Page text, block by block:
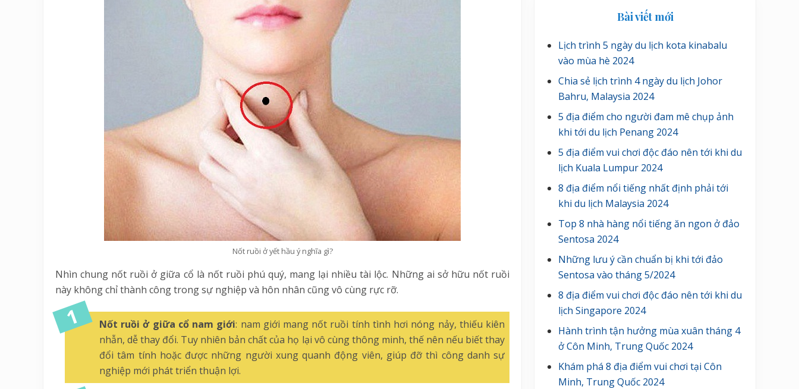
Nốt ruồi ở yết hầu ý nghĩa gì?
Nhìn chung nốt ruồi ở giữa cổ là nốt ruồi phú quý, mang lại nhiều tài lộc. Những ai sở hữu nốt ruồi
này không chỉ thành công trong sự nghiệp và hôn nhân cũng vô cùng rực rỡ.
Nốt ruồi ở giữa cổ nam giới: nam giới mang nốt ruồi tính tình hơi nóng nảy, thiếu kiên
nhẫn, dễ thay đổi. Tuy nhiên bản chất của họ lại vô cùng thông minh, thế nên nếu biết thay
đổi tâm tính hoặc được những người xung quanh động viên, giúp đỡ thì công danh sự
nghiệp mới phát triển thuận lợi.
Bài viết mới
Lịch trình 5 ngày du lịch kota kinabalu
vào mùa hè 2024
Chia sẻ lịch trình 4 ngày du lịch Johor
Bahru, Malaysia 2024
5 địa điểm cho người đam mê chụp ảnh
khi tới du lịch Penang 2024
5 địa điểm vui chơi độc đáo nên tới khi du
lịch Kuala Lumpur 2024
8 địa điểm nổi tiếng nhất định phải tới
khi du lịch Malaysia 2024
Top 8 nhà hàng nổi tiếng ăn ngon ở đảo
Sentosa 2024
Những lưu ý cần chuẩn bị khi tới đảo
Sentosa vào tháng 5/2024
8 địa điểm vui chơi độc đáo nên tới khi du
lịch Singapore 2024
Hành trình tận hưởng mùa xuân tháng 4
ở Côn Minh, Trung Quốc 2024
Khám phá 8 địa điểm vui chơi tại Côn
Minh, Trung Quốc 2024